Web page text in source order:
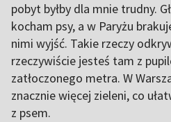
pobyt byłby dla mnie trudny.
kocham psy, a w Paryżu
nimi wyjść. Takie rzeczy
rzeczywiście jesteś tam z
zatłoczonego metra. W
znacznie więcej zieleni, co
z psem.